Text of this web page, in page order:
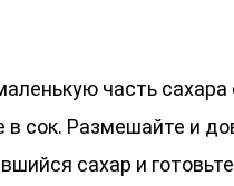
часть сахара
сок. Размешайте и
сахар и